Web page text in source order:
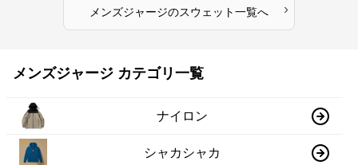
メンズジャージのスウェット一覧へ ›
メンズジャージ カテゴリ一覧
ナイロン
シャカシャカ